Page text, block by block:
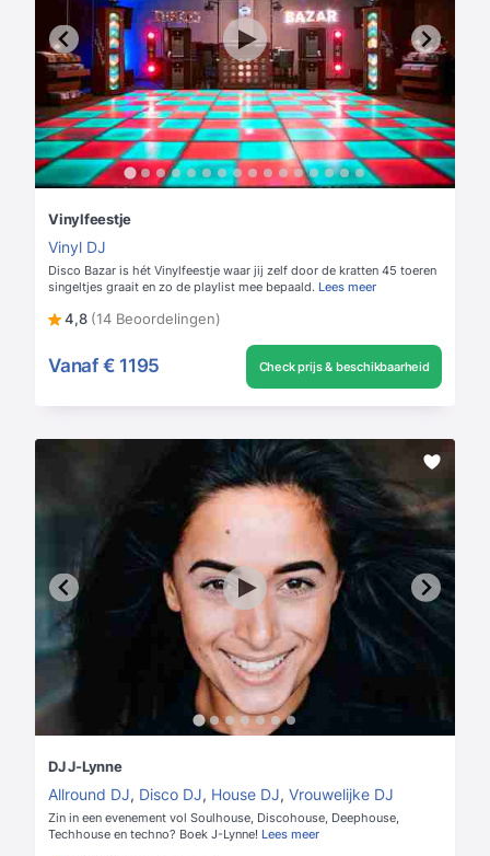
Vinylfeestje
Vinyl DJ
Disco Bazar is hét Vinylfeestje waar jij zelf door de kratten 45 toeren
singeltjes graait en zo de playlist mee bepaald. Lees meer
4,8 (14 Beoordelingen)
Vanaf € 1195 Check prijs & beschikbaarheid
DJ J-Lynne
Allround DJ, Disco DJ, House DJ, Vrouwelijke DJ
Zin in een evenement vol Soulhouse, Discohouse, Deephouse,
Techhouse en techno? Boek J-Lynne! Lees meer